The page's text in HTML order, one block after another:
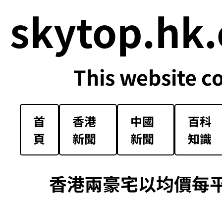
This website
首
頁
香港
新聞
中國
新聞
百科
知識
香港兩豪宅以均價每